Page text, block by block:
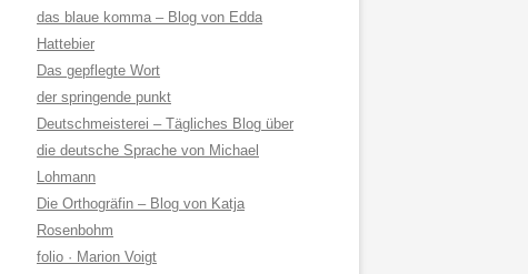
das blaue komma – Blog von Edda
Hattebier
Das gepflegte Wort
der springende punkt
Deutschmeisterei – Tägliches Blog über
die deutsche Sprache von Michael
Lohmann
Die Orthogräfin – Blog von Katja
Rosenbohm
folio · Marion Voigt